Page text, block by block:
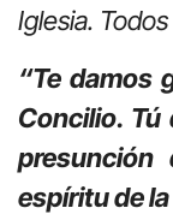
Iglesia.
“Te damos
Concilio. Tú
espíritu de